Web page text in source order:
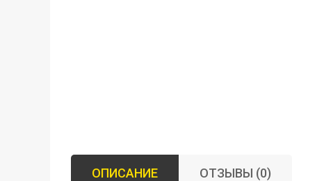
ОПИСАНИЕ ОТЗЫВЫ (0)